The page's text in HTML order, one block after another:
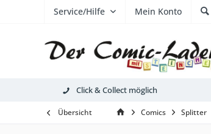
Service/Hilfe Mein Konto
Click & Collect möglich
Übersicht Comics Splitter